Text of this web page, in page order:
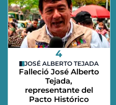
4
JOSÉ ALBERTO TEJADA
Falleció José Alberto
Tejada,
representante del
Pacto Histórico